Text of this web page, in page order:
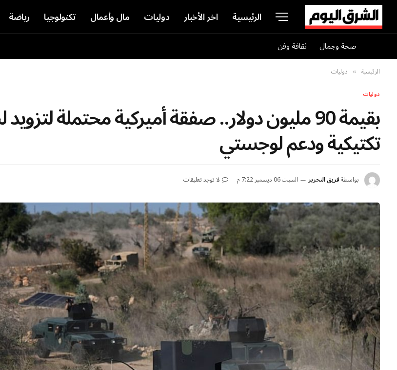
الرئيسية اخر الأخبار دوليات مال وأعمال تكنولوجيا رياضة
صحة وجمال ثقافة وفن
الرئيسية » دوليات
دوليات
بقيمة 90 مليون دولار.. صفقة أميركية محتملة
تكتيكية ودعم لوجستي
بواسطةفريق التحرير السبت 06 ديسمبر 7:22 م لا توجد تعليقات